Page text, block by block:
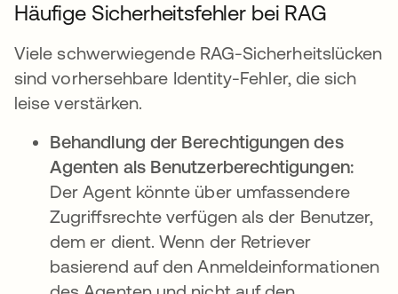
Häufige Sicherheitsfehler bei RAG
Viele schwerwiegende RAG-Sicherheitslücken
sind vorhersehbare Identity-Fehler, die sich
leise verstärken.
Behandlung der Berechtigungen des
Agenten als Benutzerberechtigungen:
Der Agent könnte über umfassendere
Zugriffsrechte verfügen als der Benutzer,
dem er dient. Wenn der Retriever
basierend auf den Anmeldeinformationen